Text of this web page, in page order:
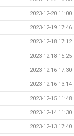
2023-12-20 11:00
2023-12-19 17:46
2023-12-18 17:12
2023-12-18 15:25
2023-12-16 17:30
2023-12-16 13:14
2023-12-15 11:48
2023-12-14 11:30
2023-12-13 17:40